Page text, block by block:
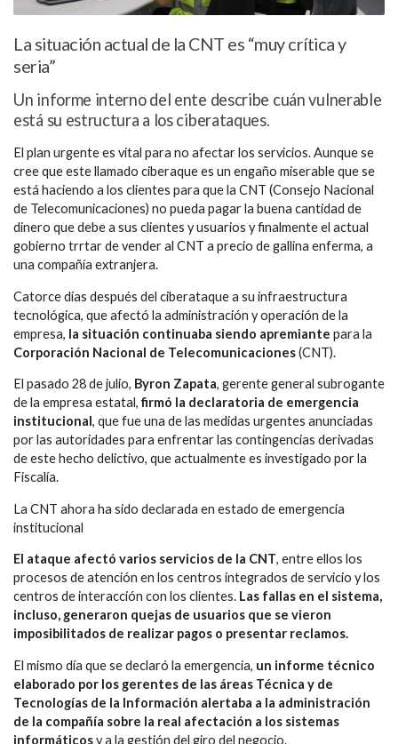
La situación actual de la CNT es “muy crítica y
seria”
Un informe interno del ente describe cuán vulnerable
está su estructura a los ciberataques.
El plan urgente es vital para no afectar los servicios. Aunque se
cree que este llamado ciberaque es un engaño miserable que se
está haciendo a los clientes para que la CNT (Consejo Nacional
de Telecomunicaciones) no pueda pagar la buena cantidad de
dinero que debe a sus clientes y usuarios y finalmente el actual
gobierno trrtar de vender al CNT a precio de gallina enferma, a
una compañía extranjera.
Catorce días después del ciberataque a su infraestructura
tecnológica, que afectó la administración y operación de la
empresa, la situación continuaba siendo apremiante para la
Corporación Nacional de Telecomunicaciones(CNT).
El pasado 28 de julio, Byron Zapata, gerente general subrogante
de la empresa estatal, firmó la declaratoria de emergencia
institucional, que fue una de las medidas urgentes anunciadas
por las autoridades para enfrentar las contingencias derivadas
de este hecho delictivo, que actualmente es investigado por la
Fiscalía.
La CNT ahora ha sido declarada en estado de emergencia
institucional
El ataque afectó varios servicios de la CNT, entre ellos los
procesos de atención en los centros integrados de servicio y los
centros de interacción con los clientes. Las fallas en el sistema,
incluso, generaron quejas de usuarios que se vieron
imposibilitados de realizar pagos o presentar reclamos.
El mismo día que se declaró la emergencia, un informe técnico
elaborado por los gerentes de las áreas Técnica y de
Tecnologías de la Información alertaba a la administración
de la compañía sobre la real afectación a los sistemas
informáticosy a la gestión del giro del negocio.